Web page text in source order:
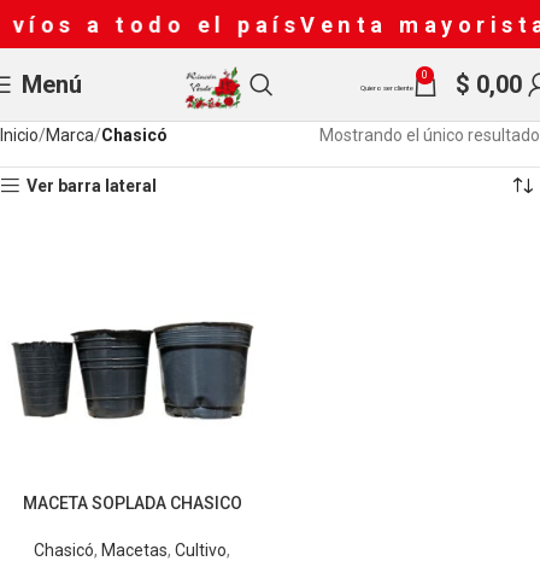
Menú Quiero ser cliente
0 $ 0,00
Inicio Marca Chasicó Mostrando el único resultado
Ver barra lateral
MACETA SOPLADA CHASICO
Chasicó, Macetas, Cultivo,
a todo el paísVenta